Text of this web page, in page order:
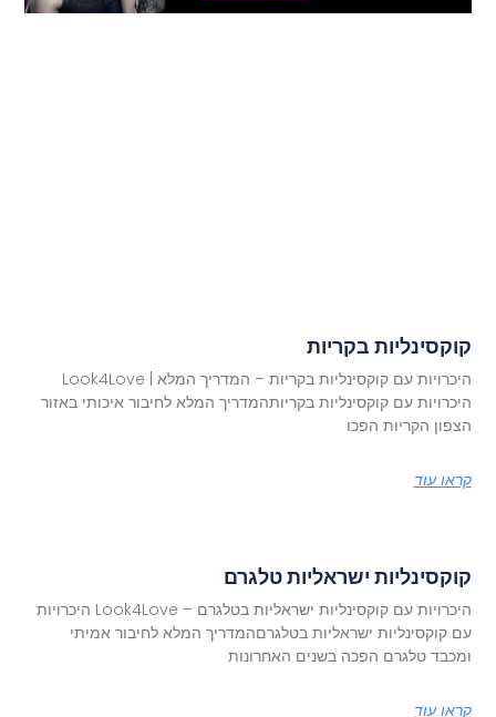
קוקסינליות בקריות
היכרויות עם קוקסינליות בקריות – המדריך המלא | Look4Love
היכרויות עם קוקסינליות בקריותהמדריך המלא לחיבור איכותי באזור
הצפון הקריות הפכו
קראו עוד
קוקסינליות ישראליות טלגרם
היכרויות עם קוקסינליות ישראליות בטלגרם – Look4Love היכרויות
עם קוקסינליות ישראליות בטלגרםהמדריך המלא לחיבור אמיתי
ומכבד טלגרם הפכה בשנים האחרונות
קראו עוד